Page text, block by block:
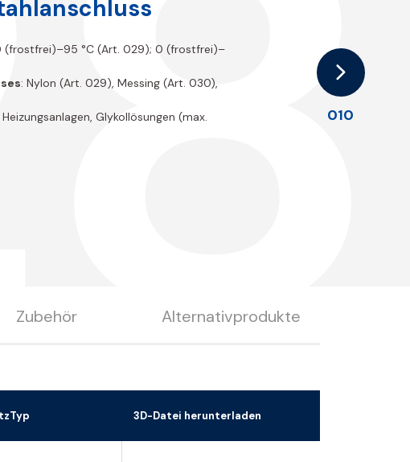
010
(frostfrei)–95 °C (Art. 029); 0 (frostfrei)–
: Nylon (Art. 029), Messing (Art. 030),
Glykollösungen (max.
Zubehör Alternativprodukte
3D-Datei herunterladen